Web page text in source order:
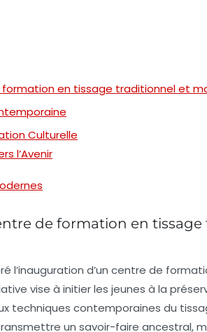
en tissage traditionnel et
Culturelle
l’Avenir
de formation en
l’inauguration d’un centre de
vise à initier les jeunes à la
techniques contemporaines du
un savoir-faire ancestral,